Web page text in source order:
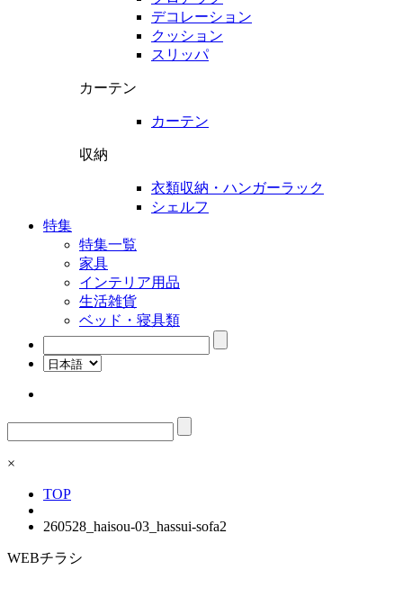
デコレーション
クッション
スリッパ
カーテン
カーテン
収納
衣類収納・ハンガーラック
シェルフ
特集
特集一覧
家具
インテリア用品
生活雑貨
ベッド・寝具類
検
索:
検
索:
×
TOP
260528_haisou-03_hassui-sofa2
WEBチラシ